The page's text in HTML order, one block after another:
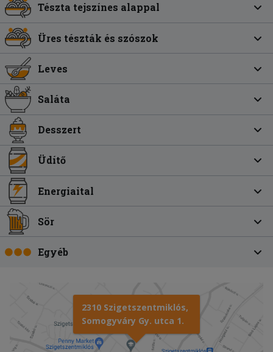
Tészta tejszínes alappal
Üres tészták és szószok
Leves
Saláta
Desszert
Üdítő
Energiaital
Sör
Egyéb
2310 Szigetszentmiklós,
Somogyváry Gy. utca 1.